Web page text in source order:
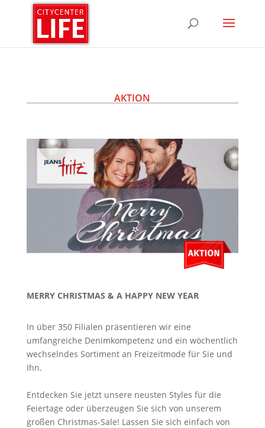
AKTION
MERRY CHRISTMAS & A HAPPY NEW YEAR
In über 350 Filialen präsentieren wir eine
umfangreiche Denimkompetenz und ein wöchentlich
wechselndes Sortiment an Freizeitmode für Sie und
Ihn.
Entdecken Sie jetzt unsere neusten Styles für die
Feiertage oder überzeugen Sie sich von unserem
großen Christmas-Sale! Lassen Sie sich einfach von